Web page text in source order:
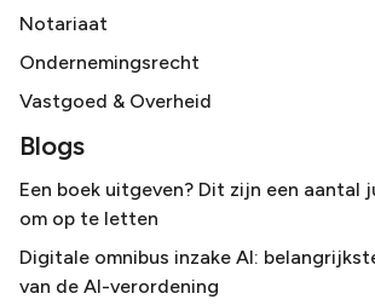
Notariaat
Ondernemingsrecht
Vastgoed & Overheid
Blogs
Een boek uitgeven? Dit zijn een aantal
om op te letten
Digitale omnibus inzake AI:
van de AI-verordening